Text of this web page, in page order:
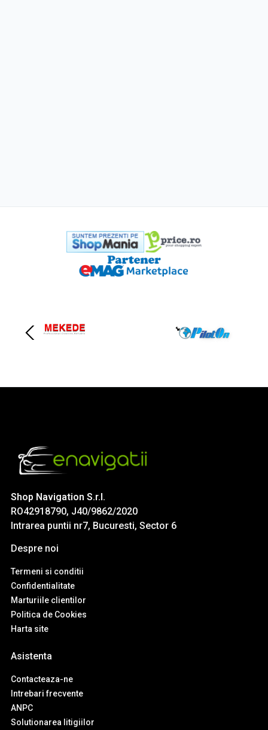
Shop Navigation S.r.l.
RO42918790, J40/9862/2020
Intrarea puntii nr7, Bucuresti, Sector 6
Despre noi
Termeni si conditii
Confidentialitate
Marturiile clientilor
Politica de Cookies
Harta site
Asistenta
Contacteaza-ne
Intrebari frecvente
ANPC
Solutionarea litigiilor